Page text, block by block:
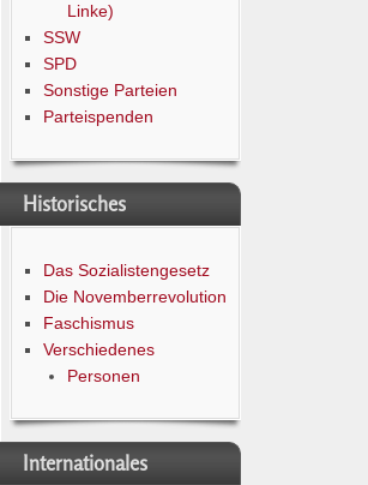
Linke)
SSW
SPD
Sonstige Parteien
Parteispenden
Historisches
Das Sozialistengesetz
Die Novemberrevolution
Faschismus
Verschiedenes
Personen
Internationales